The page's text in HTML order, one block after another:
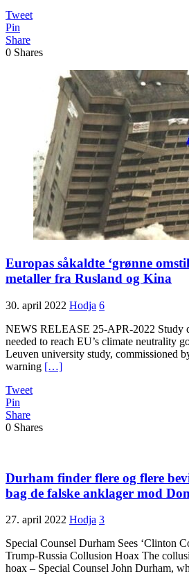
Tweet
Pin
Share
0 Shares
Europas såkaldte ‘grønne
metaller fra Rusland og Kina
30. april 2022 Hodja 6
NEWS RELEASE 25-APR-2022 Study
needed to reach EU’s climate neutrality
Leuven university study, commissioned
warning […]
Tweet
Pin
Share
0 Shares
Durham finder flere og flere
bag de falske anklager mod
27. april 2022 Hodja 3
Special Counsel Durham Sees ‘Clinton
Trump-Russia Collusion Hoax The
hoax – Special Counsel John Durham,